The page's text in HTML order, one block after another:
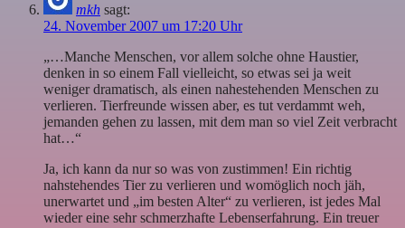
mkh sagt:
24. November 2007 um 17:20 Uhr
„…Manche Menschen, vor allem solche ohne Haustier,
denken in so einem Fall vielleicht, so etwas sei ja weit
weniger dramatisch, als einen nahestehenden Menschen zu
verlieren. Tierfreunde wissen aber, es tut verdammt weh,
jemanden gehen zu lassen, mit dem man so viel Zeit verbracht
hat…“
Ja, ich kann da nur so was von zustimmen! Ein richtig
nahstehendes Tier zu verlieren und womöglich noch jäh,
unerwartet und „im besten Alter“ zu verlieren, ist jedes Mal
wieder eine sehr schmerzhafte Lebenserfahrung. Ein treuer